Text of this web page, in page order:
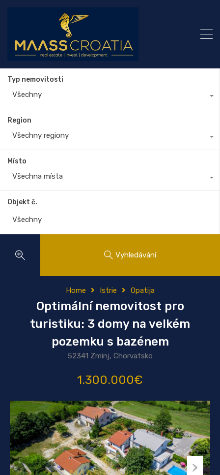
Typ nemovitosti
Všechny
Region
Všechny regiony
Místo
Všechna místa
Objekt č.
Vyhledávání
Home Istrie Opatija
Optimální nemovitost pro
turistiku: 3 domy na velkém
pozemku s bazénem
52341 Zminj, Chorvatsko
1.300.000€